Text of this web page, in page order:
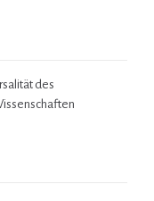
des